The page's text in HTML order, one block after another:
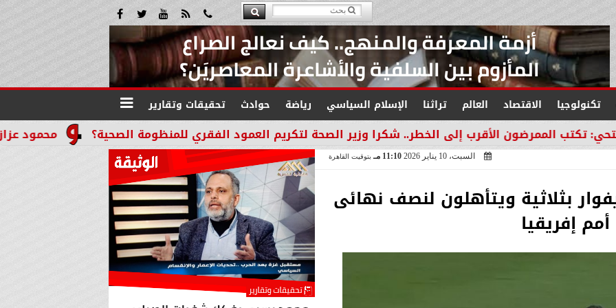
تكنولوجيا الاقتصاد العالم تراثنا الإسلام السياسي رياضة حوادث تحقيقات وتقارير
محمود عزازي: نتدخل الأقرب إلى الخطر.. شكرا وزير الصحة لتكريم العمود الفقري للمنظومة الصحية؟
السبت، 10 يناير 2026 11:10 مـ بتوقيت القاهرة
بثلاثية ويتأهلون لنصف نهائى
أمم إفريقيا